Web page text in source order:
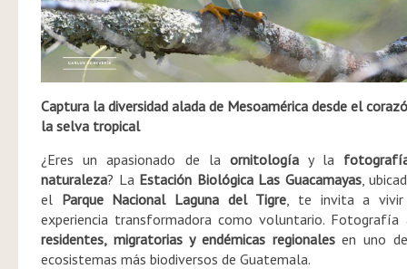
Captura la diversidad alada de Mesoamérica desde el
la selva tropical
¿Eres un apasionado de la ornitologíay la
naturaleza? La Estación Biológica Las Guacamayas,
el Parque Nacional Laguna del Tigre , te invita a vivir
experiencia transformadora como voluntario. Fotografía
residentes, migratorias y endémicas regionalesen uno
ecosistemas más biodiversos de Guatemala.